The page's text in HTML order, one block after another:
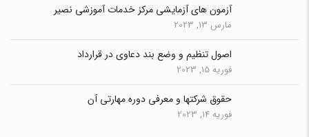
آزمون های آزمایشی مرکز خدمات آموزشی نصیر
مارس 13, 2023
اصول تنظیم و وضع بند دعاوی در قرارداد
فوریه 15, 2023
حقوق شرکتها و معرفی دوره مهارتی آن
فوریه 14, 2023